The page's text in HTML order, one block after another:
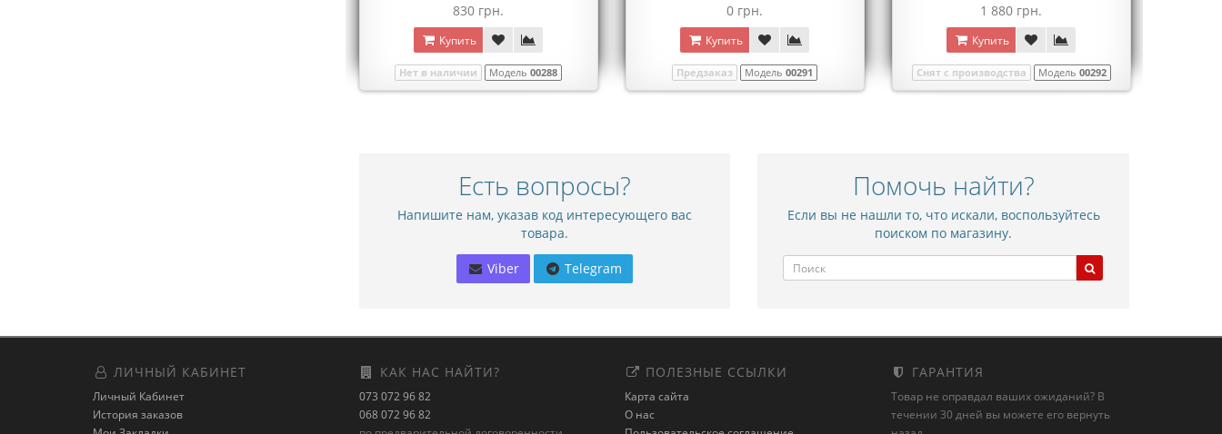
830 грн.
Купить
Нет в наличии Модель 00288
0 грн.
Купить
Предзаказ Модель 00291
1 880 грн.
Купить
Снят с производства Модель 00292
Есть вопросы?
Напишите нам, указав код интересующего вас
товара.
Viber Telegram
Помочь найти?
Если вы не нашли то, что искали, воспользуйтесь
поиском по магазину.
ЛИЧНЫЙ КАБИНЕТ
Личный Кабинет
История заказов
КАК НАС НАЙТИ?
073 072 96 82
068 072 96 82
ПОЛЕЗНЫЕ ССЫЛКИ
Карта сайта
О нас
ГАРАНТИЯ
Товар не оправдал ваших ожиданий? В
течении 30 дней вы можете его вернуть